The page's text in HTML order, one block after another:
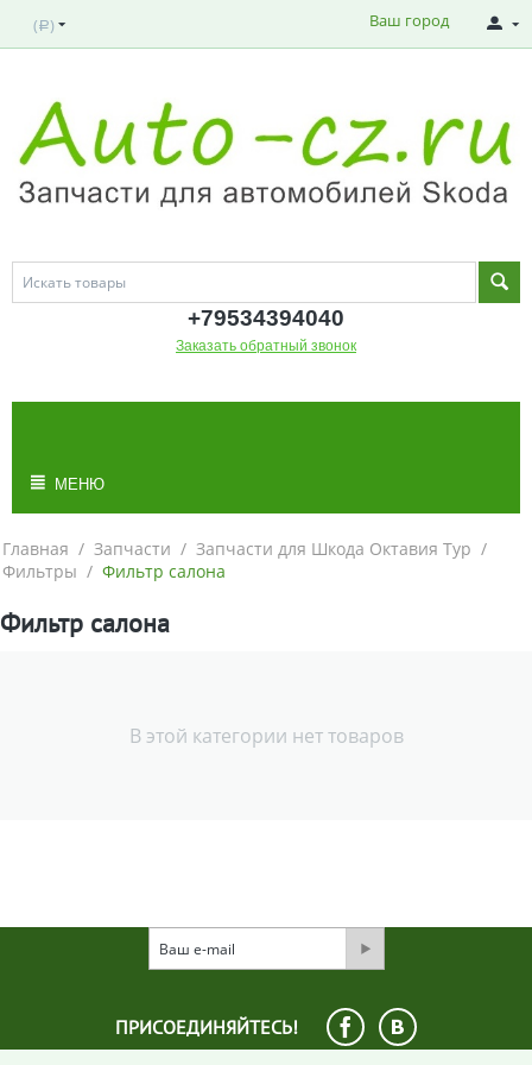
( Р ) Ваш город
+79534394040
Заказать обратный звонок
МЕНЮ
Главная / Запчасти / Запчасти для Шкода Октавия Тур /
Фильтры / Фильтр салона
Фильтр салона
В этой категории нет товаров
ПРИСОЕДИНЯЙТЕСЬ!